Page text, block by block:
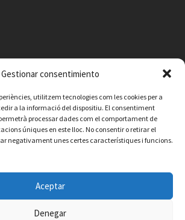
Gestionar consentimiento
utilitzem tecnologies com les cookies per a
a la informació del dispositiu. El consentiment
processar dades com el comportament de
úniques en este lloc. No consentir o retirar el
negativament unes certes característiques i funcions.
Aceptar
Denegar
Política de privacitat
de Vilafamés - Desarrollada por